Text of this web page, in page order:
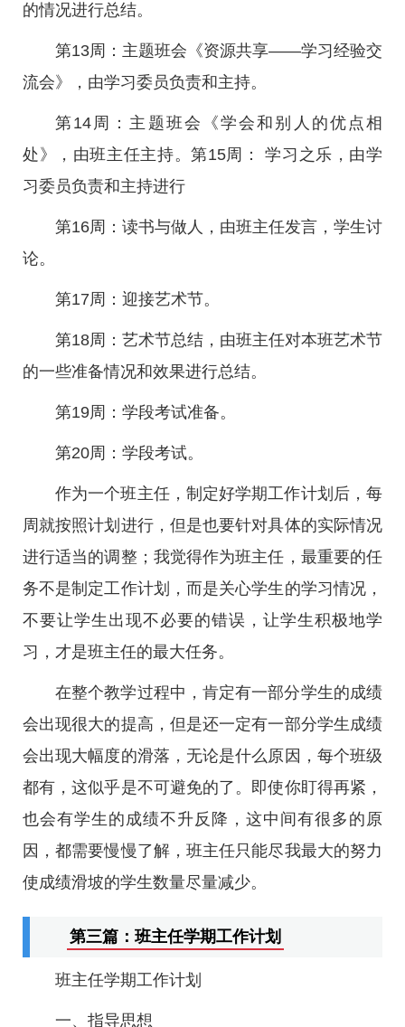
的情况进行总结。
第13周：主题班会《资源共享——学习经验交
流会》，由学习委员负责和主持。
第14周：主题班会《学会和别人的优点相
处》，由班主任主持。第15周： 学习之乐，由学
习委员负责和主持进行
第16周：读书与做人，由班主任发言，学生讨
论。
第17周：迎接艺术节。
第18周：艺术节总结，由班主任对本班艺术节
的一些准备情况和效果进行总结。
第19周：学段考试准备。
第20周：学段考试。
作为一个班主任，制定好学期工作计划后，每
周就按照计划进行，但是也要针对具体的实际情况
进行适当的调整；我觉得作为班主任，最重要的任
务不是制定工作计划，而是关心学生的学习情况，
不要让学生出现不必要的错误，让学生积极地学
习，才是班主任的最大任务。
在整个教学过程中，肯定有一部分学生的成绩
会出现很大的提高，但是还一定有一部分学生成绩
会出现大幅度的滑落，无论是什么原因，每个班级
都有，这似乎是不可避免的了。即使你盯得再紧，
也会有学生的成绩不升反降，这中间有很多的原
因，都需要慢慢了解，班主任只能尽我最大的努力
使成绩滑坡的学生数量尽量减少。
第三篇：班主任学期工作计划
班主任学期工作计划
一、指导思想